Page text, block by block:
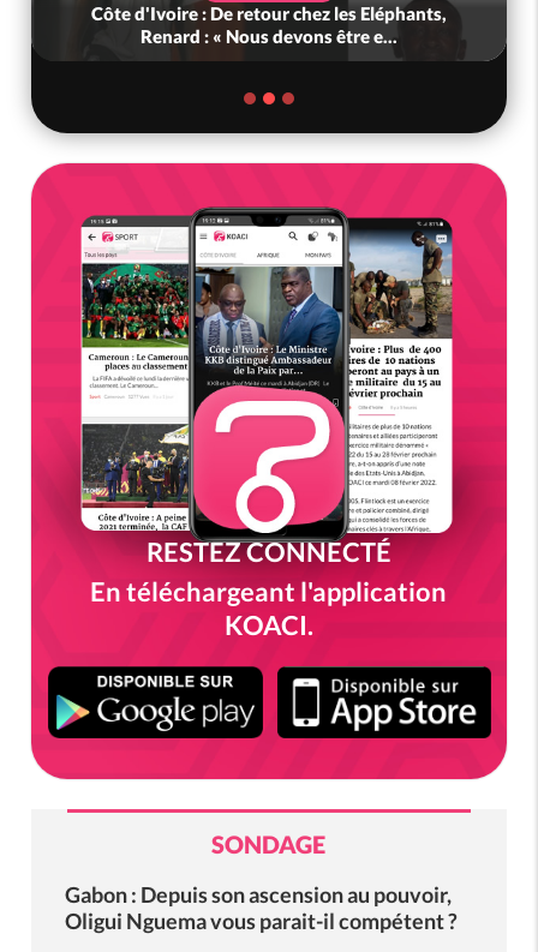
Côte d'Ivoire : De retour chez les Eléphants,
Renard : « Nous devons être e...
RESTEZ CONNECTÉ
En téléchargeant l'application
KOACI.
SONDAGE
Gabon : Depuis son ascension au pouvoir,
Oligui Nguema vous parait-il compétent ?